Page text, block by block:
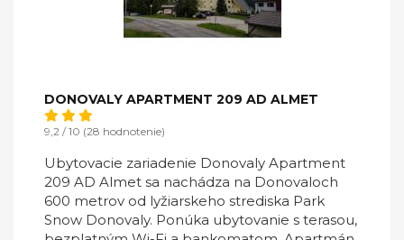
DONOVALY APARTMENT 209 AD ALMET
9,2 / 10 (28 hodnotenie)
Ubytovacie zariadenie Donovaly Apartment
209 AD Almet sa nachádza na Donovaloch
600 metrov od lyžiarskeho strediska Park
Snow Donovaly. Ponúka ubytovanie s terasou,